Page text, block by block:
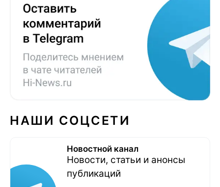
НАШИ СОЦСЕТИ
Новостной канал
Новости, статьи и анонсы
публикаций